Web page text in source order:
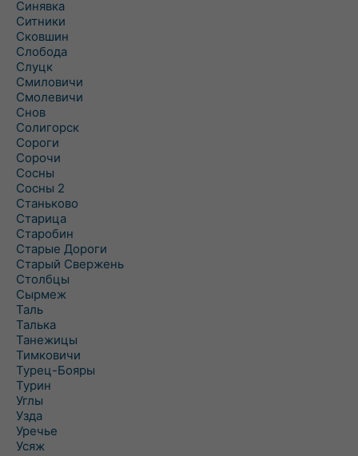
Синявка
Ситники
Сковшин
Слобода
Слуцк
Смиловичи
Смолевичи
Снов
Солигорск
Сороги
Сорочи
Сосны
Сосны 2
Станьково
Старица
Старобин
Старые Дороги
Старый Свержень
Столбцы
Сырмеж
Таль
Талька
Танежицы
Тимковичи
Турец-Бояры
Турин
Углы
Узда
Уречье
Усяж